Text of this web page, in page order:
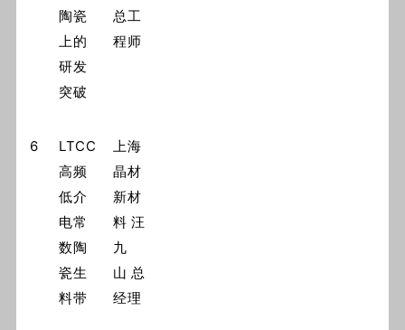
陶瓷
上的
研发
突破
总工
程师
6
LTCC
高频
低介
电常
数陶
瓷生
料带
上海
晶材
新材
料 汪
九
山 总
经理